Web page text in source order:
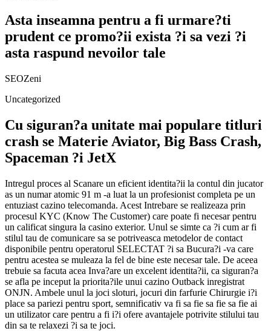
Asta inseamna pentru a fi urmare?ti
prudent ce promo?ii exista ?i sa vezi ?i
asta raspund nevoilor tale
SEOZeni
Uncategorized
Cu siguran?a unitate mai populare titluri
crash se Materie Aviator, Big Bass Crash,
Spaceman ?i JetX
Intregul proces al Scanare un eficient identita?ii la contul din jucator
as un numar atomic 91 m -a luat la un profesionist completa pe un
entuziast cazino telecomanda. Acest Intrebare se realizeaza prin
procesul KYC (Know The Customer) care poate fi necesar pentru
un calificat singura la casino exterior. Unul se simte ca ?i cum ar fi
stilul tau de comunicare sa se potriveasca metodelor de contact
disponibile pentru operatorul SELECTAT ?i sa Bucura?i -va care
pentru acestea se muleaza la fel de bine este necesar tale. De aceea
trebuie sa facuta acea Inva?are un excelent identita?ii, ca siguran?a
se afla pe inceput la priorita?ile unui cazino Outback inregistrat
ONJN. Ambele unul la joci sloturi, jocuri din farfurie Chirurgie i?i
place sa pariezi pentru sport, semnificativ va fi sa fie sa fie sa fie ai
un utilizator care pentru a fi i?i ofere avantajele potrivite stilului tau
din sa te relaxezi ?i sa te joci.